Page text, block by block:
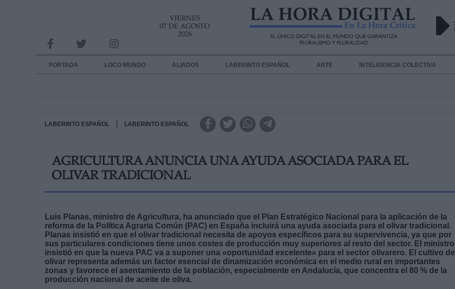
VIERNES
07 DE AGOSTO
2026
PORTADA LOCO MUNDO ALIADOS LABERINTO ESPAÑOL ARTE INTELIGENCIA COLECTIVA
LABERINTO ESPAÑOL LABERINTO ESPAÑOL
AGRICULTURA ANUNCIA UNA AYUDA ASOCIADA PARA EL
OLIVAR TRADICIONAL
Luis Planas, ministro de Agricultura, ha anunciado que el Plan Estratégico Nacional para la aplicación de la
reforma de la Política Agraria Común (PAC) en España incluirá una ayuda asociada para el olivar tradicional.
Planas insistió en que el olivar tradicional necesita de apoyos específicos para su supervivencia, ya que por
sus particulares condiciones tiene unos costes de producción muy superiores al resto del sector. El ministro
insistió en que la nueva PAC va a suponer una «oportunidad excelente» para el sector olivarero. El cultivo del
olivar representa además un factor esencial de dinamización económica en el medio rural en importantes
zonas y favorece el asentamiento de la población, especialmente en Andalucía, que concentra el 80 % de la
producción nacional de aceite de oliva.
INFORMACION SOBRE LA PROTECCIÓN DE TUS DATOS
Responsable:
Destinatarios:
link
Información adicional
link